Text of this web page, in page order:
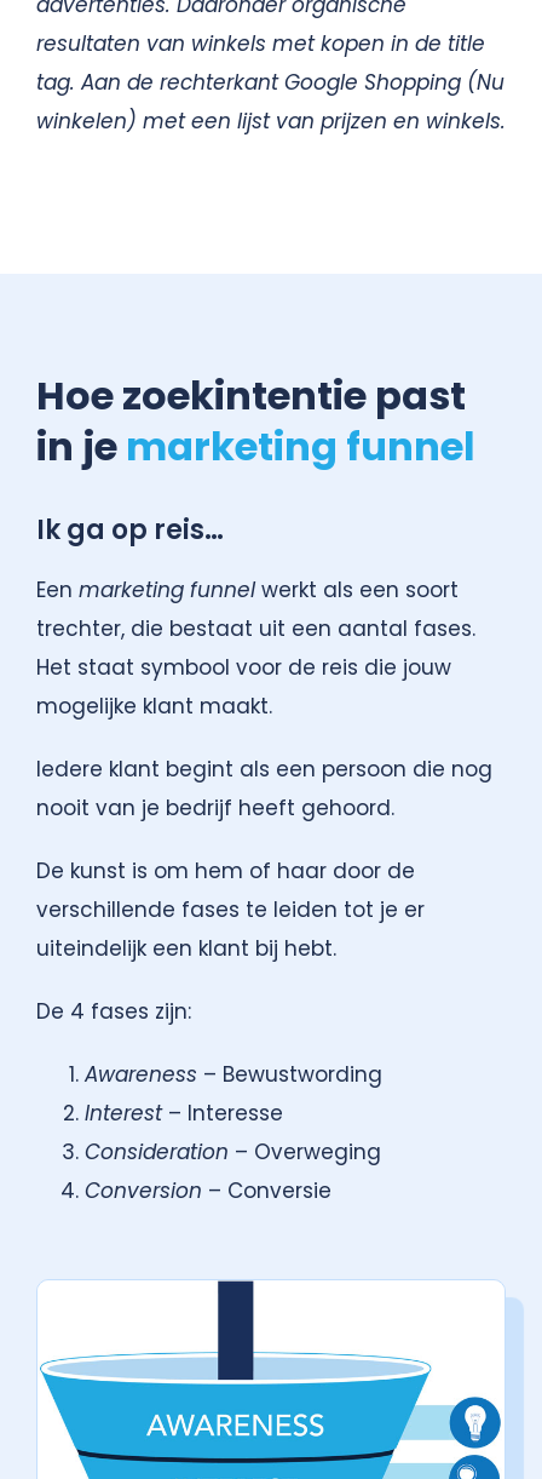
resultaten van winkels met kopen in de title
tag. Aan de rechterkant Google Shopping (Nu
winkelen) met een lijst van prijzen en winkels.
Hoe zoekintentie past
in jemarketing funnel
Ik ga op reis…
Een marketing funnelwerkt als een soort
trechter, die bestaat uit een aantal fases.
Het staat symbool voor de reis die jouw
mogelijke klant maakt.
Iedere klant begint als een persoon die nog
nooit van je bedrijf heeft gehoord.
De kunst is om hem of haar door de
verschillende fases te leiden tot je er
uiteindelijk een klant bij hebt.
De 4 fases zijn:
Awareness – Bewustwording
Interest– Interesse
Consideration – Overweging
Conversion – Conversie